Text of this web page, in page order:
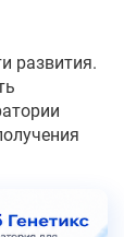
развития.